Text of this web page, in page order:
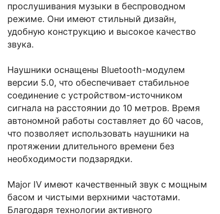
прослушивания музыки в беспроводном
режиме. Они имеют стильный дизайн,
удобную конструкцию и высокое качество
звука.
Наушники оснащены Bluetooth-модулем
версии 5.0, что обеспечивает стабильное
соединение с устройством-источником
сигнала на расстоянии до 10 метров. Время
автономной работы составляет до 60 часов,
что позволяет использовать наушники на
протяжении длительного времени без
необходимости подзарядки.
Major IV имеют качественный звук с мощным
басом и чистыми верхними частотами.
Благодаря технологии активного